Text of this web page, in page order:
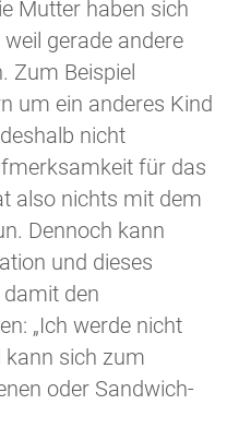
Mutter haben sich
gerade andere
Zum Beispiel
um ein anderes Kind
nicht
für das
also nichts mit dem
Dennoch kann
und dieses
den
„Ich werde nicht
kann sich zum
oder Sandwich-